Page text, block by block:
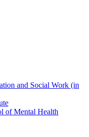
and Social Work (in
of Mental Health